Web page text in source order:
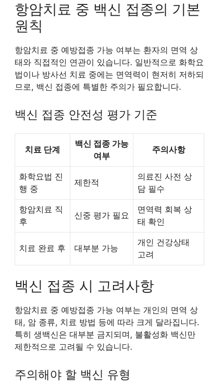
항암치료 중 백신 접종의 기본
원칙
항암치료 중 예방접종 가능 여부는 환자의 면역 상
태와 직접적인 연관이 있습니다. 일반적으로 화학요
법이나 방사선 치료 중에는 면역력이 현저히 저하되
므로, 백신 접종에 특별한 주의가 필요합니다.
백신 접종 안전성 평가 기준
치료 단계
백신 접종 가능
여부
주의사항
화학요법 진
행 중
제한적
의료진 사전 상
담 필수
항암치료 직
후
신중 평가 필요
면역력 회복 상
태 확인
치료 완료 후 대부분 가능
개인 건강상태
고려
백신 접종 시 고려사항
항암치료 중 예방접종 가능 여부는 개인의 면역 상
태, 암 종류, 치료 방법 등에 따라 크게 달라집니다.
특히 생백신은 대부분 금지되며, 불활성화 백신만
제한적으로 고려될 수 있습니다.
주의해야 할 백신 유형